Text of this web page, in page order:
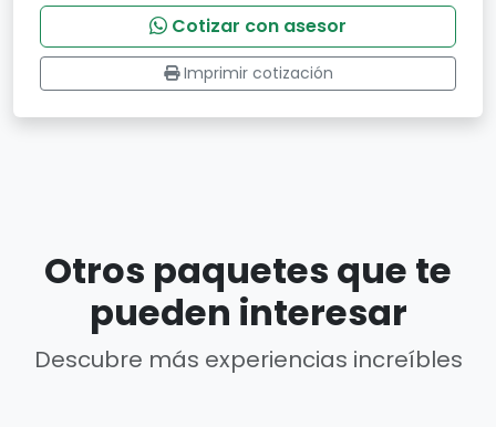
Cotizar con asesor
Imprimir cotización
Otros paquetes que te
pueden interesar
Descubre más experiencias increíbles